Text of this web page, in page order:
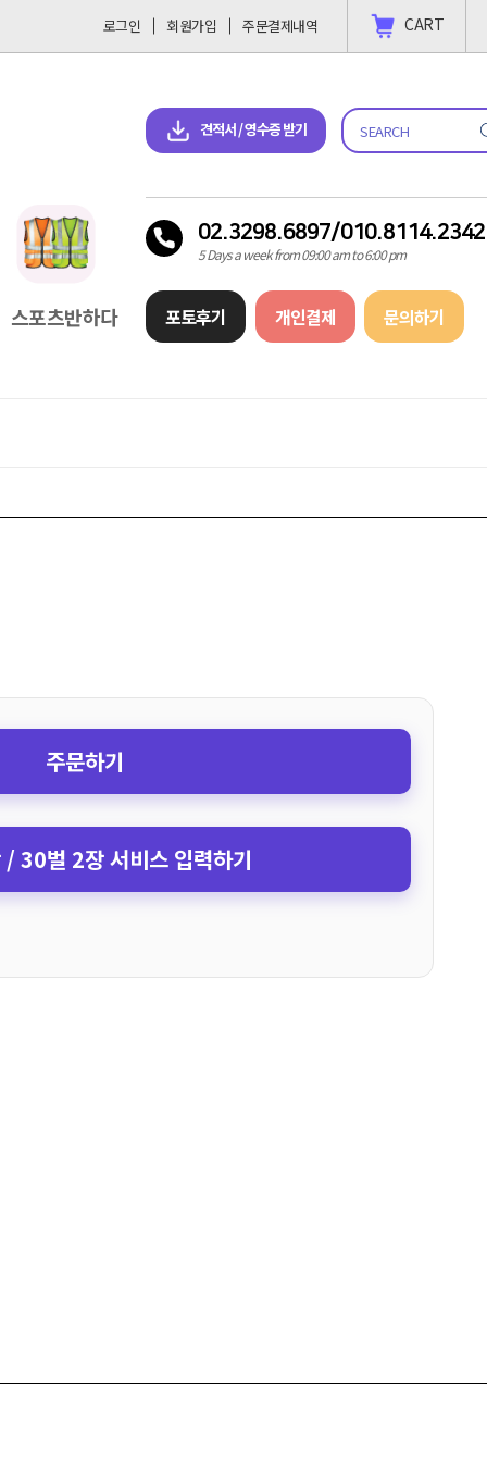
CART
로그인 회원가입 주문결제내역
견적서 / 영수증 받기
02.3298.6897/010.8114.2342
5 Days a week from 09:00 am to 6:00 pm
포토후기 개인결제 문의하기
하고싶을땐? 견적서 & 영수증 다운로드
스포츠반하다
주문하기
30벌 2장 서비스 입력하기